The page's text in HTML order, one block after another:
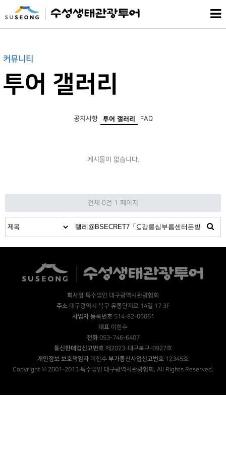
커뮤니티
투어 갤러리
공지사항 투어 갤러리 FAQ
게시물이 없습니다.
전체 0건 1 페이지
회사명 특수법인 대구광역시관광협회
주소대구광역시 북구 유통단지로 14길 17 3F
사업자 등록번호514-82-06061
대표 이한수
전화053-746-6407
통신판매업신고번호 제2023-대구북구-0927호
개인정보 보호책임자 이한수 부가통신사업신고번호 12345호
Copyright © 2001-2013 특수법인 대구광역시관광협회. All Rights Reserved.